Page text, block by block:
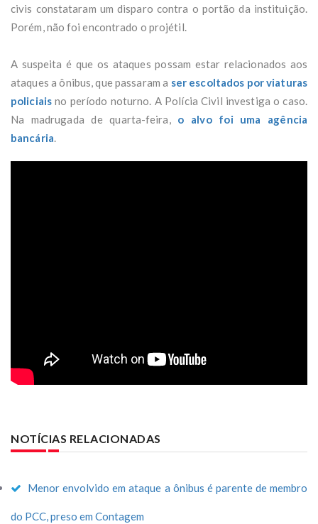
civis constataram um disparo contra o portão da instituição.
Porém, não foi encontrado o projétil.
A suspeita é que os ataques possam estar relacionados aos
ataques a ônibus, que passaram a ser escoltados por viaturas
policiaisno período noturno. A Polícia Civil investiga o caso.
Na madrugada de quarta-feira, o alvo foi uma agência
bancária.
NOTÍCIAS RELACIONADAS
Menor envolvido em ataque a ônibus é parente de membro
do PCC, preso em Contagem